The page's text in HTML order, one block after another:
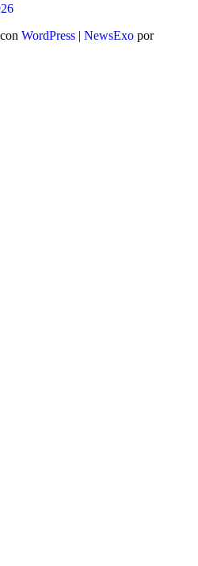
WordPress | NewsExo por